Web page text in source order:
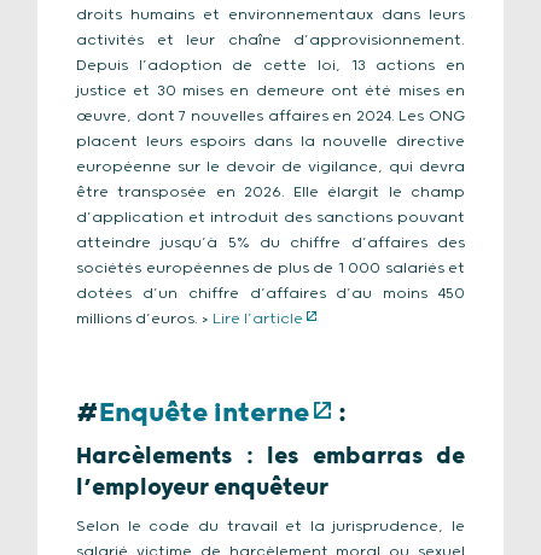
droits humains et environnementaux dans leurs
activités et leur chaîne d’approvisionnement.
Depuis l’adoption de cette loi, 13 actions en
justice et 30 mises en demeure ont été mises en
œuvre, dont 7 nouvelles affaires en 2024. Les ONG
placent leurs espoirs dans la nouvelle directive
européenne sur le devoir de vigilance, qui devra
être transposée en 2026. Elle élargit le champ
d’application et introduit des sanctions pouvant
atteindre jusqu’à 5% du chiffre d’affaires des
sociétés européennes de plus de 1 000 salariés et
dotées d’un chiffre d’affaires d’au moins 450
millions d’euros. > Lire l’article
#Enquête interne :
Harcèlements : les embarras de
l’employeur enquêteur
Selon le code du travail et la jurisprudence, le